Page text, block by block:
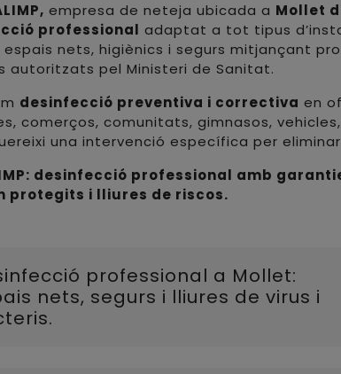
empresa de neteja ubicada a Mollet
professional adaptat a tot tipus
nets, higiènics i segurs mitjançant
autoritzats pel Ministeri de Sanitat.
desinfecció preventiva i correctiva en
comerços, comunitats, gimnasos,
una intervenció específica per
desinfecció professional amb
protegits i lliures de riscos.
professional a Mollet:
nets, segurs i lliures de virus i